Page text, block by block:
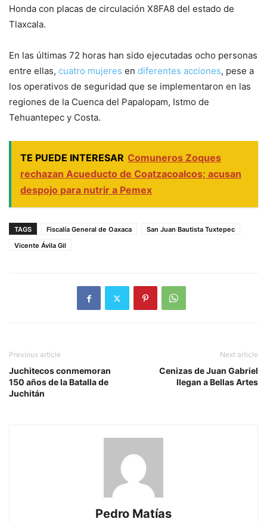
Honda con placas de circulación X8FA8 del estado de
Tlaxcala.
En las últimas 72 horas han sido ejecutadas ocho personas
entre ellas, cuatro mujeres en diferentes acciones, pese a
los operativos de seguridad que se implementaron en las
regiones de la Cuenca del Papalopam, Istmo de
Tehuantepec y Costa.
TE PUEDE INTERESAR Comuneros Zoques
rechazan Acueducto de Coatzacoalcos; acusan
despojo para nutrir a Pemex
TAGS Fiscalía General de Oaxaca
San Juan Bautista Tuxtepec
Vicente Ávila Gil
Previous article
Juchitecos conmemoran
150 años de la Batalla de
Juchitán
Next article
Cenizas de Juan Gabriel
llegan a Bellas Artes
Pedro Matías